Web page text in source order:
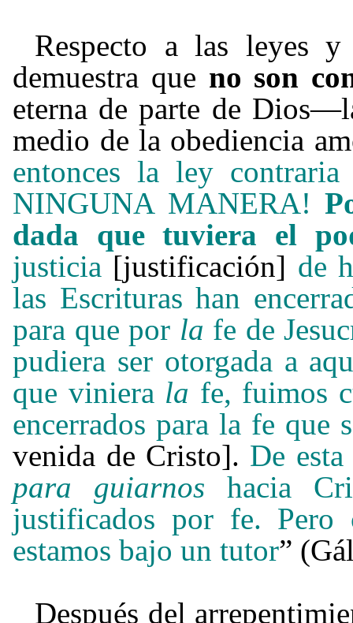
Respecto a las leyes
demuestra que no son
eterna de parte de Dios—
medio de la obediencia
entonces la ley
NINGUNA MANERA!
dada que tuviera el
justicia [justificación] de
las Escrituras han
para que por la fe de
pudiera ser otorgada a
que viniera la fe, fuimos
encerrados para la fe que
venida de Cristo]. De
para guiarnos hacia
justificados por fe.
estamos bajo un tutor”
Después del